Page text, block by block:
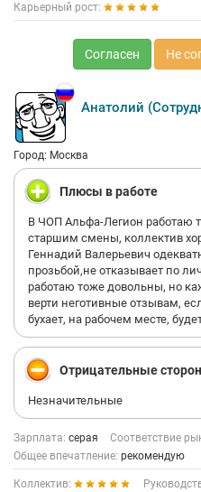
Карьерный рост:
Согласен Не
Анатолий
Город: Москва
Плюсы в работе
В ЧОП Альфа-Легион работаю
старшим смены, коллектив
Геннадий Валерьевич
прозьбой,не отказывает по
работаю тоже довольны, но
верти неготивные отзывам,
бухает, на рабочем месте,
Отрицательные
Незначительные
Зарплата: серая Соответствие
Общее впечатление: рекомендую
Коллектив: